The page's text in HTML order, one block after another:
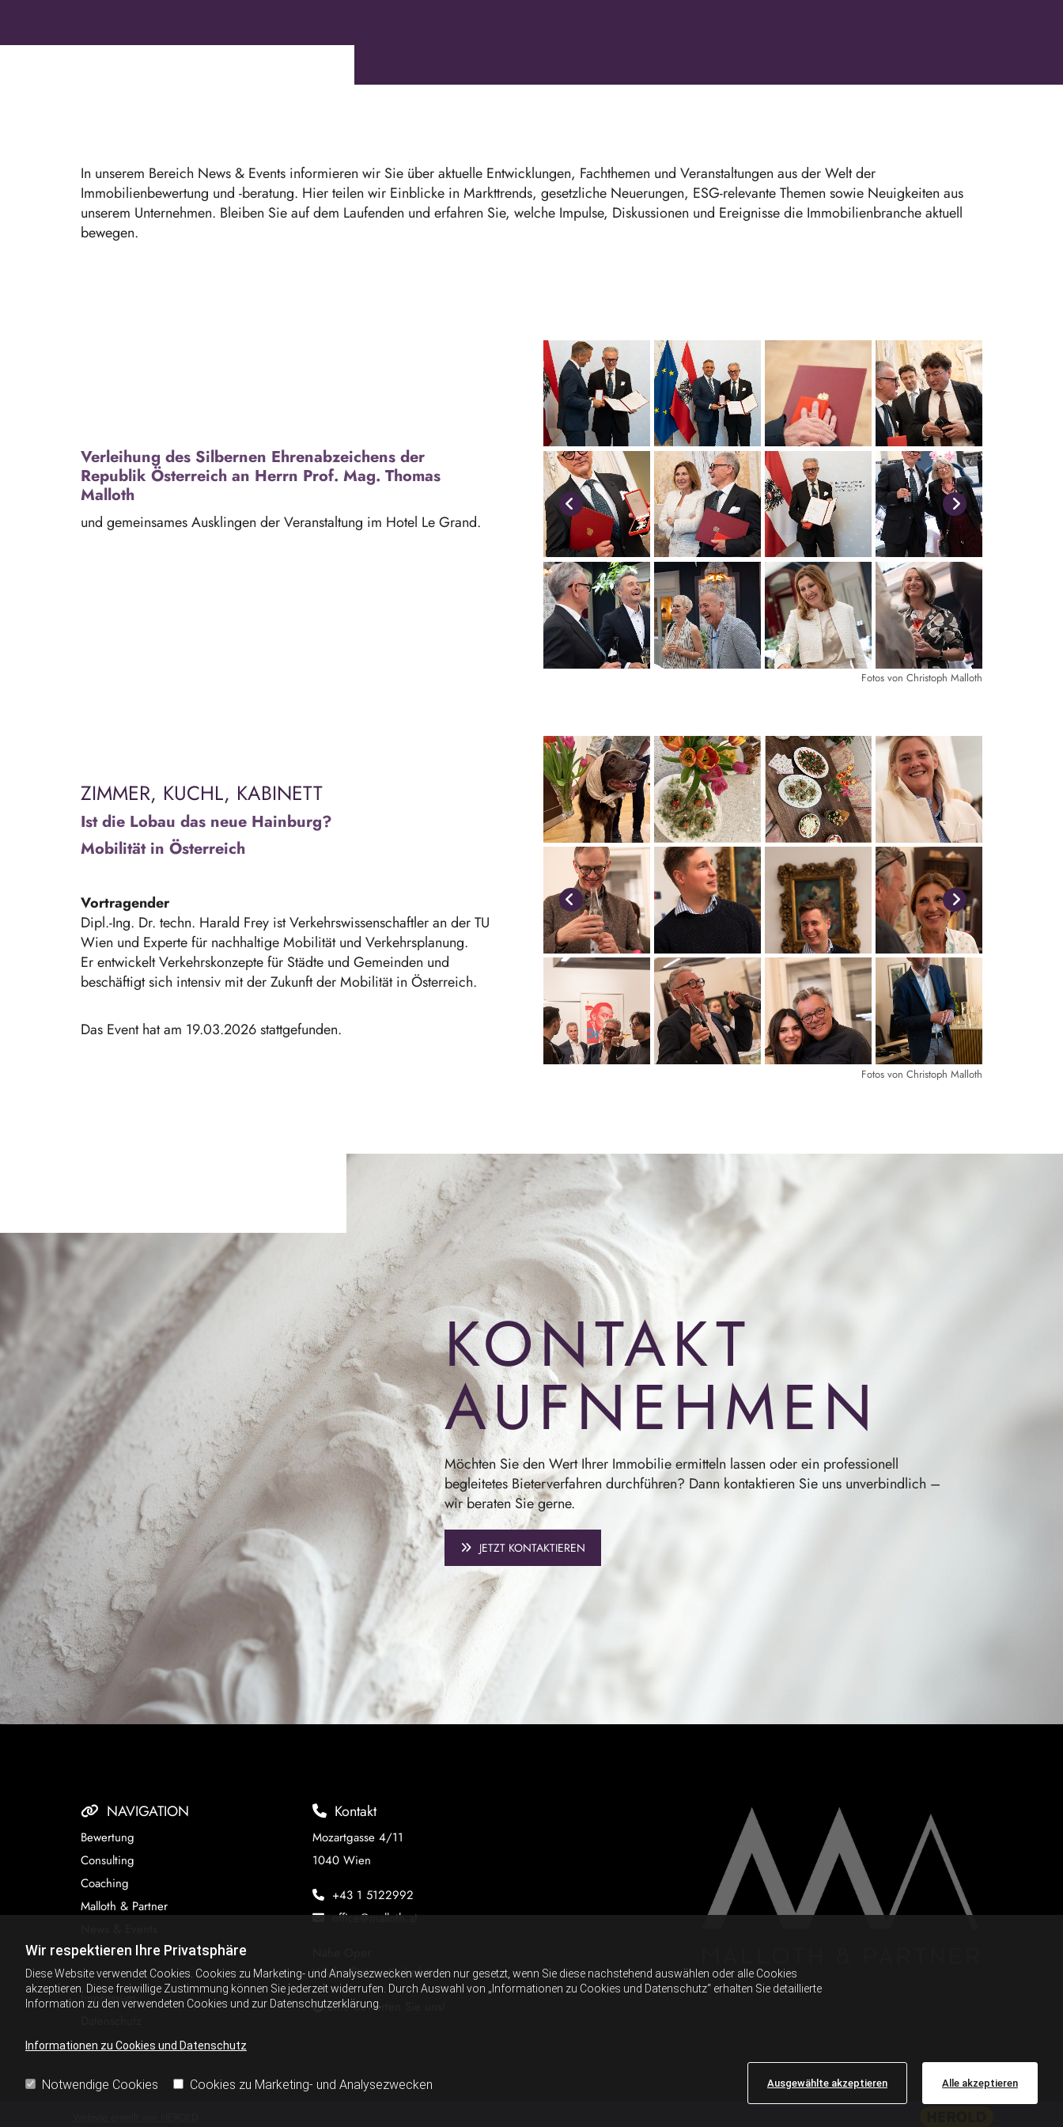
Wir respektieren Ihre Privatsphäre
Diese Website verwendet Cookies. Cookies zu Marketing- und Analysezwecken werden nur gesetzt, wenn Sie diese nachstehend auswählen oder alle Cookies
akzeptieren. Diese freiwillige Zustimmung können Sie jederzeit widerrufen. Durch Auswahl von „Informationen zu Cookies und Datenschutz“ erhalten Sie detaillierte
Information zu den verwendeten Cookies und zur Datenschutzerklärung.
Informationen zu Cookies und Datenschutz
Notwendige Cookies Cookies zu Marketing- und Analysezwecken Ausgewählte akzeptieren Alle akzeptieren
In unserem Bereich News & Events informieren wir Sie über aktuelle Entwicklungen, Fachthemen und Veranstaltungen aus der Welt der
Immobilienbewertung und -beratung. Hier teilen wir Einblicke in Markttrends, gesetzliche Neuerungen, ESG-relevante Themen sowie Neuigkeiten aus
unserem Unternehmen. Bleiben Sie auf dem Laufenden und erfahren Sie, welche Impulse, Diskussionen und Ereignisse die Immobilienbranche aktuell
bewegen.
Verleihung des Silbernen Ehrenabzeichens der
Republik Österreich an Herrn Prof. Mag. Thomas
Malloth
und gemeinsames Ausklingen der Veranstaltung im Hotel Le Grand.
Fotos von Christoph Malloth
ZIMMER, KUCHL, KABINETT
Ist die Lobau das neue Hainburg?
Mobilität in Österreich
Vortragender
Dipl.-Ing. Dr. techn. Harald Frey ist Verkehrswissenschaftler an der TU
Wien und Experte für nachhaltige Mobilität und Verkehrsplanung.
Er entwickelt Verkehrskonzepte für Städte und Gemeinden und
beschäftigt sich intensiv mit der Zukunft der Mobilität in Österreich.
Das Event hat am 19.03.2026 stattgefunden.
Fotos von Christoph Malloth
KONTAKT
AUFNEHMEN
Möchten Sie den Wert Ihrer Immobilie ermitteln lassen oder ein professionell
begleitetes Bieterverfahren durchführen? Dann kontaktieren Sie uns unverbindlich –
wir beraten Sie gerne.
JETZT KONTAKTIEREN
 NAVIGATION
Bewertung
Consulting
Coaching
Malloth & Partner
Kontakt
Impressum
Kontakt
Mozartgasse 4/11
1040 Wien
 +43 1 5122992

office@malloth.at
U-Bahn Station Karlsplatz
Bitte bewerten Sie uns!